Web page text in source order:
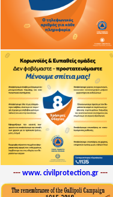
--- www. civilprotection.gr---